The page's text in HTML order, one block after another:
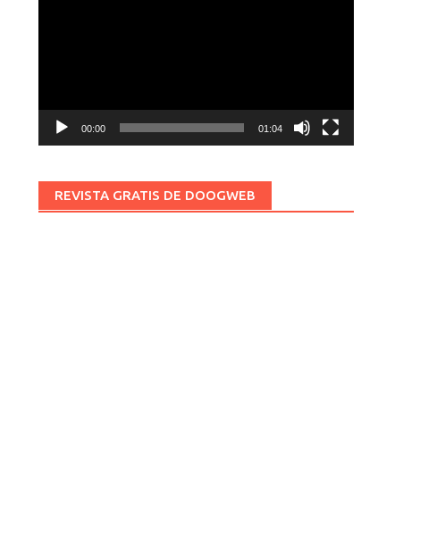
00:00 01:04
REVISTA GRATIS DE DOOGWEB